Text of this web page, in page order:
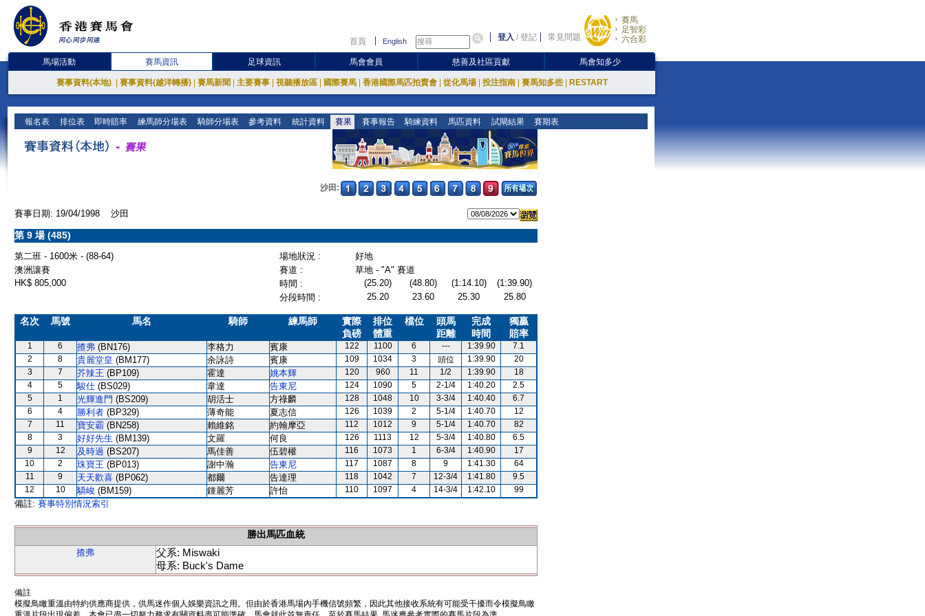
首頁 English 登入 /登記 常見問題
賽馬
足智彩
六合彩
馬場活動 賽馬資訊 足球資訊 馬會會員 慈善及社區貢獻 馬會知多少
賽事資料(本地) 賽事資料(越洋轉播) 賽馬新聞 主要賽事 視聽播放區 國際賽馬 香港國際馬匹拍賣會 從化馬場 投注指南 賽馬知多些 RESTART
報名表 排位表 即時賠率 練馬師分場表 騎師分場表 參考資料 統計資料 賽果 賽事報告 騎練資料 馬匹資料 試閘結果 賽期表
沙田:
賽事日期: 19/04/1998 沙田
第 9 場 (485)
第二班 - 1600米 - (88-64) 場地狀況 :
好地
澳洲讓賽
賽道 :
草地 - "A" 賽道
HK$ 805,000
時間 : (25.20) (48.80) (1:14.10)
(1:39.90)
分段時間 :
25.20 23.60 25.30 25.80
名次 馬號 馬名 騎師 練馬師
實際
負磅
排位
體重
檔位
頭馬
距離
完成
時間
獨贏
賠率
1 6 揸弗 (BN176) 李格力 賓康 122 1100 6 --- 1:39.90
7.1
2
8 貴麗堂皇 (BM177) 余詠詩 賓康 109 1034 3 頭位 1:39.90
20
3
7 芥辣王 (BP109) 霍達 姚本輝 120 960 11 1/2 1:39.90
18
4
5 駿仕 (BS029) 韋達 告東尼 124 1090 5 2-1/4 1:40.20
2.5
5
1 光輝進門 (BS209) 胡活士 方祿麟 128 1048 10 3-3/4 1:40.40
6.7
6
4 勝利者 (BP329) 薄奇能 夏志信 126 1039 2 5-1/4 1:40.70
12
7
11 寶安霸 (BN258) 賴維銘 約翰摩亞 112 1012 9 5-1/4 1:40.70
82
8
3 好好先生 (BM139) 文羅 何良 126 1113 12 5-3/4 1:40.80
6.5
9
12 及時過 (BS207) 馬佳善 伍碧權 116 1073 1 6-3/4 1:40.90
17
10
2 珠寶王 (BP013) 謝中瀚 告東尼 117 1087 8 9 1:41.30
64
11
9 天天歡喜 (BP062) 都爾 告達理 118 1042 7 12-3/4 1:41.80
9.5
12
10 驕峻 (BM159) 鍾麗芳 許怡 110 1097 4 14-3/4 1:42.10 99
備註: 賽事特別情況索引
勝出馬匹血統
揸弗
父系: Miswaki
母系: Buck's Dame
備註
模擬鳥瞰重溫由特約供應商提供，供馬迷作個人娛樂資訊之用。但由於香港馬場內手機信號頻繁，因此其他接收系統有可能受干擾而令模擬鳥瞰